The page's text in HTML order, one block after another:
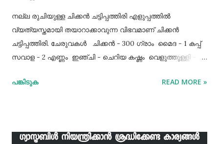
നല്ല രുചിയുള്ള ചിക്കൻ ചട്ടിപ്പത്തിരി എളുപ്പത്തിൽ
വ്യത്യസ്തമായി തയാറാക്കാവുന്ന വിഭവമാണ് ചിക്കൻ
ചട്ടിപ്പത്തിരി. ചേരുവകൾ ചിക്കൻ - 300 ഗ്രാം മൈദ - 1 കപ്പ്‌
സവാള - 2 എണ്ണം ഇഞ്ചി - ചെറിയ കഷ്ണം വെളുത്തുള്ളി - 5
വിധം ചിക്കൻ കുറച്ച് ഉപ്പും കുരുമുളകുപൊടിയും
ഇഞ്ചി വെളുത്തുള്ളി, സവാള എന്നിവ ചേർത്ത് വഴറ്റാം.
പങ്കിടുക READ MORE »